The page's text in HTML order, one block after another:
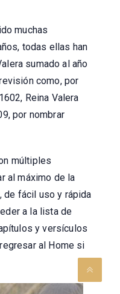
muchas
todas ellas han
sumado al año
como, por
Reina Valera
por nombrar
múltiples
al máximo de la
de fácil uso y rápida
a la lista de
y versículos
al Home si